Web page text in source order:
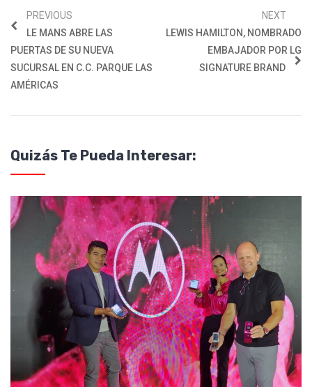
PREVIOUS
LE MANS ABRE LAS
PUERTAS DE SU NUEVA
SUCURSAL EN C.C. PARQUE LAS
AMÉRICAS
NEXT
LEWIS HAMILTON, NOMBRADO
EMBAJADOR POR LG
SIGNATURE BRAND
Quizás Te Pueda Interesar: